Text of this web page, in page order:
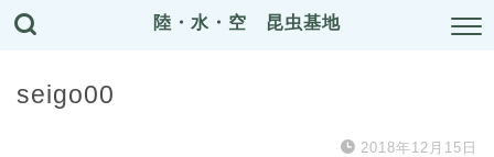
陸・水・空 昆虫基地
seigo00
2018年12月15日